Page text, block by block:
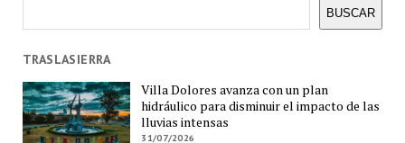
BUSCAR
TRASLASIERRA
Villa Dolores avanza con un plan
hidráulico para disminuir el impacto de las
lluvias intensas
31/07/2026